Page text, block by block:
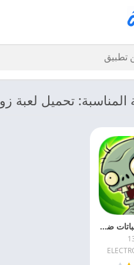
تحميل لعبة
تنزيل لعبة النباتات ضد الزومبي 2 2027 Plants vs Zombies مجانا